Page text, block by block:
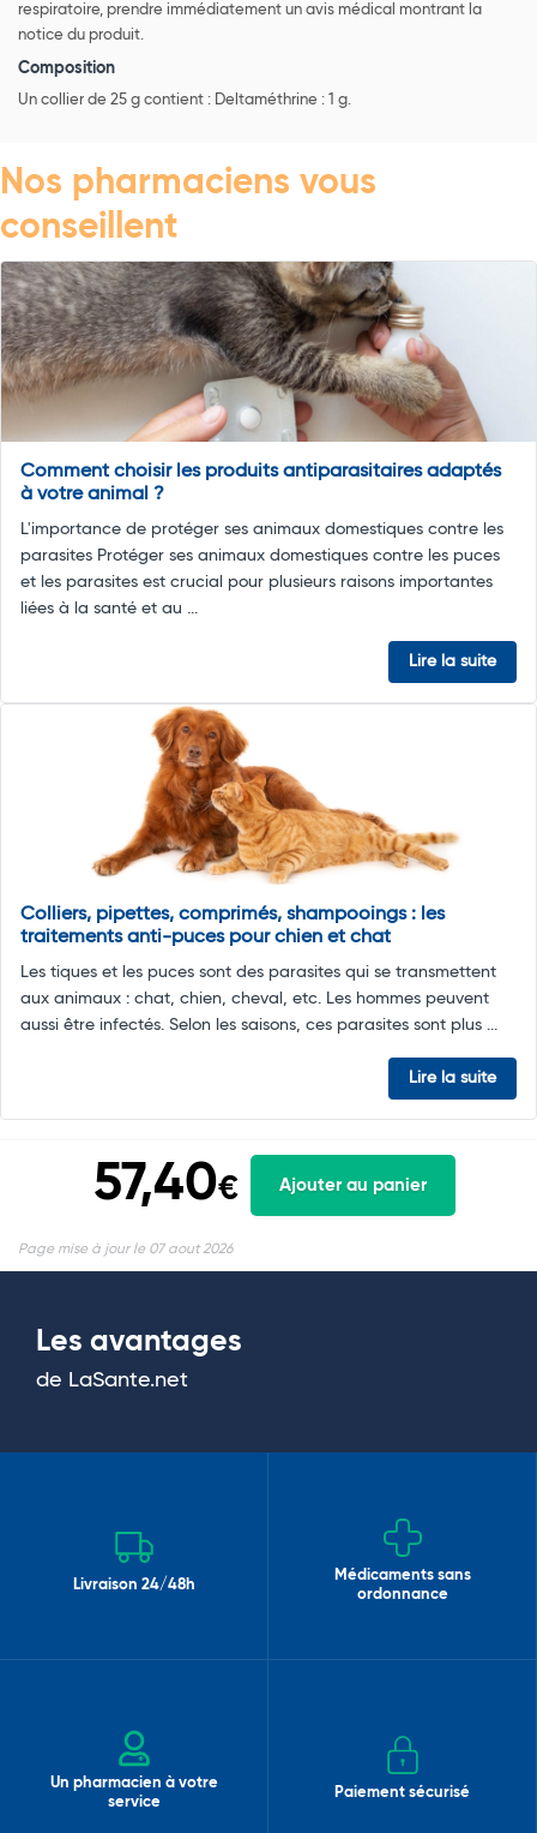
respiratoire, prendre immédiatement un avis médical montrant la
notice du produit.
Composition
Un collier de 25 g contient : Deltaméthrine : 1 g.
Nos pharmaciens vous
conseillent
Comment choisir les produits antiparasitaires adaptés
à votre animal ?
L'importance de protéger ses animaux domestiques contre les
parasites Protéger ses animaux domestiques contre les puces
et les parasites est crucial pour plusieurs raisons importantes
liées à la santé et au ...
Lire la suite
Colliers, pipettes, comprimés, shampooings : les
traitements anti-puces pour chien et chat
Les tiques et les puces sont des parasites qui se transmettent
aux animaux : chat, chien, cheval, etc. Les hommes peuvent
aussi être infectés. Selon les saisons, ces parasites sont plus ...
Lire la suite
57,40€ Ajouter au panier
Page mise à jour le 07 aout 2026
Les avantages
de LaSante.net
Livraison 24/48h
Médicaments sans
ordonnance
Un pharmacien à votre
service
Paiement sécurisé